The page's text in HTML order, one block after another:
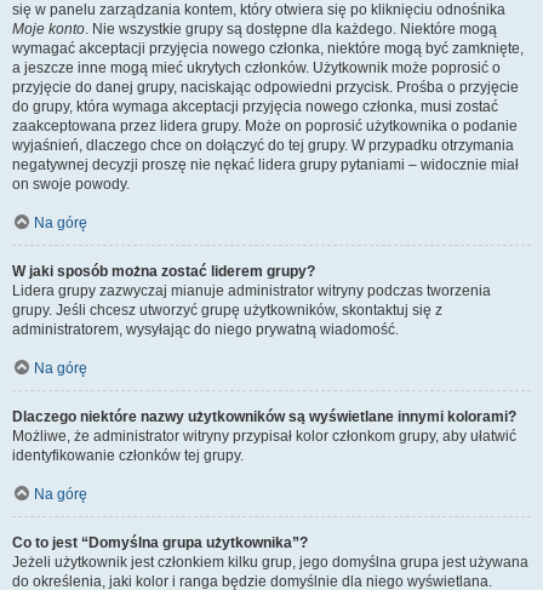
się w panelu zarządzania kontem, który otwiera się po kliknięciu odnośnika
Moje konto. Nie wszystkie grupy są dostępne dla każdego. Niektóre mogą
wymagać akceptacji przyjęcia nowego członka, niektóre mogą być zamknięte,
a jeszcze inne mogą mieć ukrytych członków. Użytkownik może poprosić o
przyjęcie do danej grupy, naciskając odpowiedni przycisk. Prośba o przyjęcie
do grupy, która wymaga akceptacji przyjęcia nowego członka, musi zostać
zaakceptowana przez lidera grupy. Może on poprosić użytkownika o podanie
wyjaśnień, dlaczego chce on dołączyć do tej grupy. W przypadku otrzymania
negatywnej decyzji proszę nie nękać lidera grupy pytaniami – widocznie miał
on swoje powody.
Na górę
W jaki sposób można zostać liderem grupy?
Lidera grupy zazwyczaj mianuje administrator witryny podczas tworzenia
grupy. Jeśli chcesz utworzyć grupę użytkowników, skontaktuj się z
administratorem, wysyłając do niego prywatną wiadomość.
Na górę
Dlaczego niektóre nazwy użytkowników są wyświetlane innymi kolorami?
Możliwe, że administrator witryny przypisał kolor członkom grupy, aby ułatwić
identyfikowanie członków tej grupy.
Na górę
Co to jest “Domyślna grupa użytkownika”?
Jeżeli użytkownik jest członkiem kilku grup, jego domyślna grupa jest używana
do określenia, jaki kolor i ranga będzie domyślnie dla niego wyświetlana.